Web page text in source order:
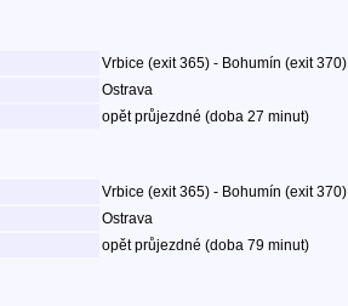
Vrbice (exit 365) - Bohumín (exit 370)
Ostrava
opět průjezdné (doba 27 minut)
Vrbice (exit 365) - Bohumín (exit 370)
Ostrava
opět průjezdné (doba 79 minut)